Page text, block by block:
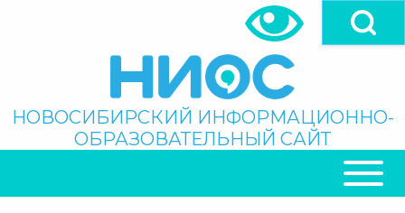
Поиск
НОВОСИБИРСКИЙ ИНФОРМАЦИОННО-
ОБРАЗОВАТЕЛЬНЫЙ САЙТ
НАВИГАЦИЯ